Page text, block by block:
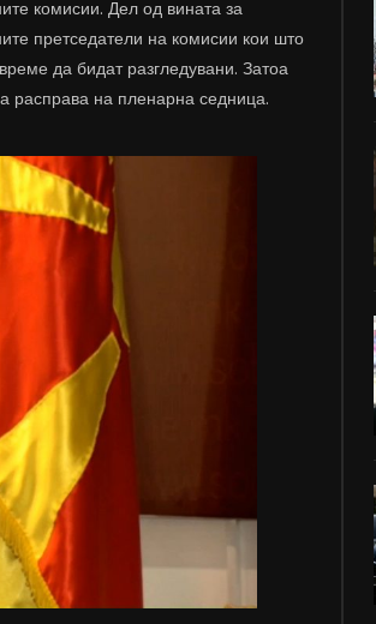
комисии. Дел од вината за
претседатели на комисии кои што
да бидат разгледувани. Затоа
расправа на пленарна седница.